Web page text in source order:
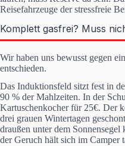
Reisefahrzeuge der stressfreie
Komplett gasfrei? Muss
Wir haben uns bewusst gegen
entschieden.
Das Induktionsfeld sitzt fest in
90 % der Mahlzeiten. In der
Kartuschenkocher für 25€. Der
drei grauen Wintertagen
draußen unter dem
der Geruch hält sich im Camper